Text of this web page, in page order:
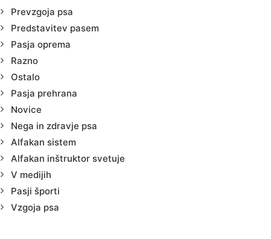
Prevzgoja psa
Predstavitev pasem
Pasja oprema
Razno
Ostalo
Pasja prehrana
Novice
Nega in zdravje psa
Alfakan sistem
Alfakan inštruktor svetuje
V medijih
Pasji športi
Vzgoja psa